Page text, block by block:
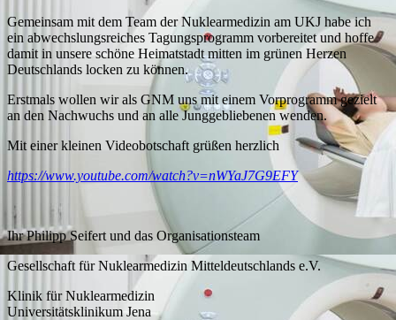
Gemeinsam mit dem Team der Nuklearmedizin am UKJ habe ich
ein abwechslungsreiches Tagungsprogramm vorbereitet und hoffe
damit in unsere schöne Heimatstadt mitten im grünen Herzen
Deutschlands locken zu können.
Erstmals wollen wir als GNM uns mit einem Vorprogramm gezielt
an den Nachwuchs und an alle Junggebliebenen wenden.
Mit einer kleinen Videobotschaft grüßen herzlich
https://www.youtube.com/watch?v=nWYaJ7G9EFY
Ihr Philipp Seifert und das Organisationsteam
Gesellschaft für Nuklearmedizin Mitteldeutschlands e.V.
Klinik für Nuklearmedizin
Universitätsklinikum Jena